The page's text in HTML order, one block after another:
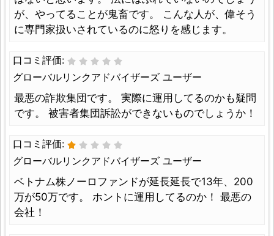
が、やってることが鬼畜です。 こんな人が、偉そう
に専門家扱いされているのに怒りを感じます。
口コミ評価:
グローバルリンクアドバイザーズ ユーザー
最悪の詐欺集団です。 実際に運用してるのかも疑問
です。 被害者集団訴訟ができないものでしょうか！
口コミ評価:
グローバルリンクアドバイザーズ ユーザー
ベトナム株ノーロファンドが延長延長で13年、200
万が50万です。 ホントに運用してるのか！ 最悪の
会社！